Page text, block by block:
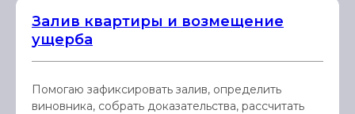
Залив квартиры и возмещение
ущерба
Помогаю зафиксировать залив, определить
виновника, собрать доказательства, рассчитать